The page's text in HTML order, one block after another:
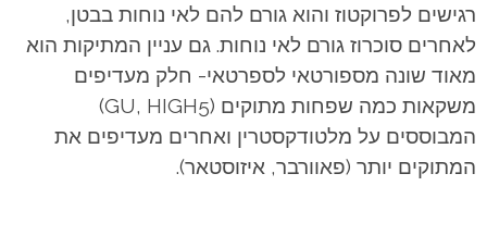
רגישים לפרוקטוז והוא גורם להם לאי נוחות בבטן,
לאחרים סוכרוז גורם לאי נוחות. גם עניין המתיקות הוא
מאוד שונה מספורטאי לספרטאי- חלק מעדיפים
משקאות כמה שפחות מתוקים (GU, HIGH5)
המבוססים על מלטודקסטרין ואחרים מעדיפים את
המתוקים יותר (פאוורבר, איזוסטאר).